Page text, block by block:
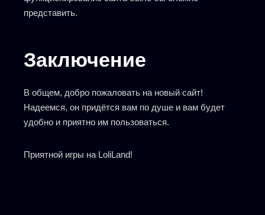
представить.
Заключение
В общем, добро пожаловать на новый сайт!
Надеемся, он придётся вам по душе и вам будет
удобно и приятно им пользоваться.
Приятной игры на LoliLand!